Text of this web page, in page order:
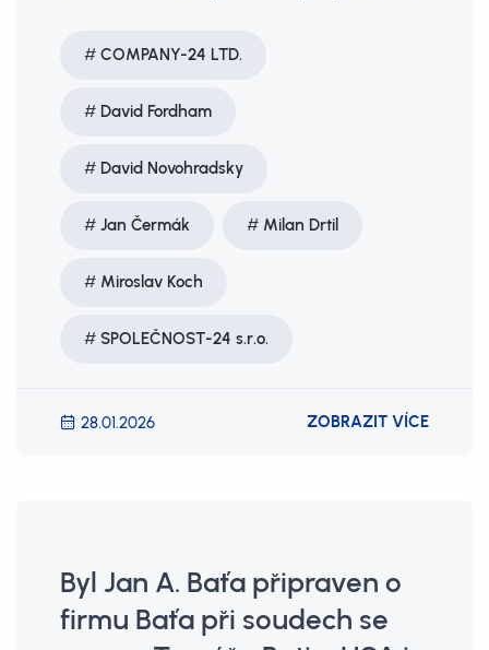
COMPANY-24 LTD.
David Fordham
David Novohradsky
Jan Čermák Milan Drtil
Miroslav Koch
SPOLEČNOST-24 s.r.o.
28.01.2026 ZOBRAZIT VÍCE
Byl Jan A. Baťa připraven o
firmu Baťa při soudech se